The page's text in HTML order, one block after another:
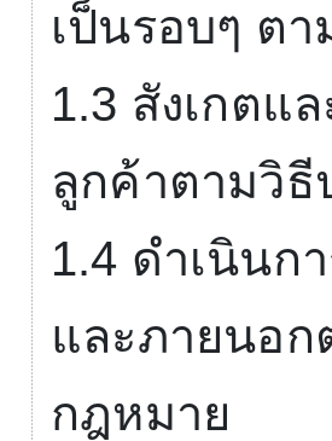
เป็นรอบๆ ต
1.3 สังเกตแ
ลูกค้าตามวิ
1.4 ดำเนินก
และภายนอ
กฎหมาย